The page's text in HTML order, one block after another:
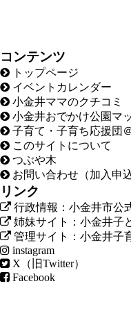
コンテンツ
トップページ
イベントカレンダー
小金井ママのクチコミ
小金井おでかけ公園マ
子育て・子育ち応援団
このサイトについて
つぶや木
お問い合わせ（加入申
リンク
行政情報：小金井市公
姉妹サイト：小金井子
管理サイト：小金井子
instagram
X（旧Twitter）
Facebook